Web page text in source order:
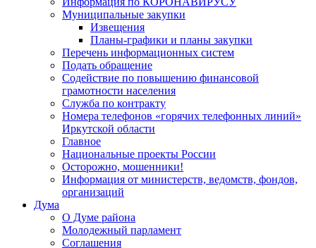
Муниципальные закупки
Извещения
Планы-графики и планы закупки
Перечень информационных систем
Подать обращение
Содействие по повышению финансовой
грамотности населения
Служба по контракту
Номера телефонов «горячих телефонных линий»
Иркутской области
Главное
Национальные проекты России
Осторожно, мошенники!
Информация от министерств, ведомств, фондов,
организаций
Дума
О Думе района
Молодежный парламент
Соглашения